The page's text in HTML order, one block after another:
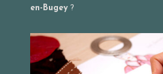
en-Bugey ?